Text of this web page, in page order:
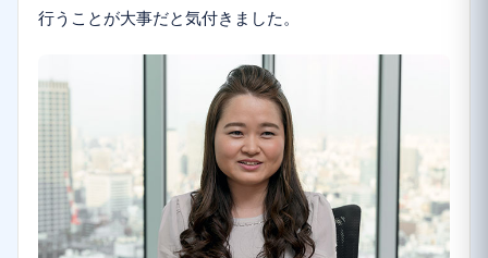
行うことが大事だと気付きました。